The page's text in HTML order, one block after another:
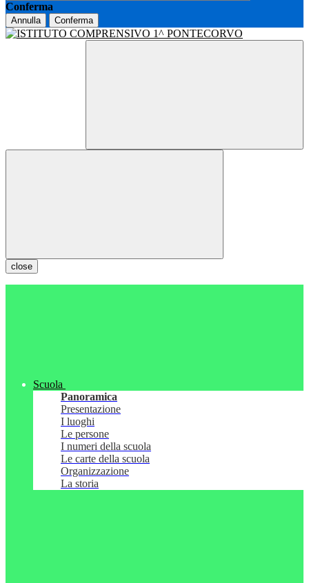
Conferma
Annulla Conferma
close
Scuola
Panoramica
Presentazione
I luoghi
Le persone
I numeri della scuola
Le carte della scuola
Organizzazione
La storia